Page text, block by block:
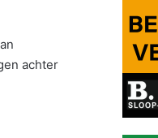
achter